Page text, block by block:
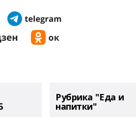
Рубрика "Еда и
напитки"